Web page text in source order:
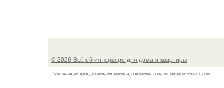
© 2026 Всё об интерьере для дома и квартиры
Лучшие идеи для дизайна интерьера, полезные советы, интересные статьи